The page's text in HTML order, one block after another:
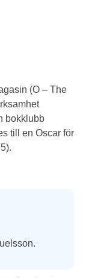
(O – The
bokklubb
till en Oscar för